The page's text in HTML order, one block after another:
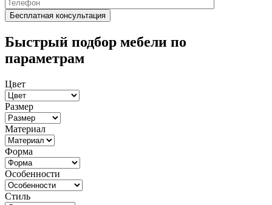
Быстрый подбор мебели по
параметрам
Цвет
Размер
Материал
Форма
Особенности
Стиль